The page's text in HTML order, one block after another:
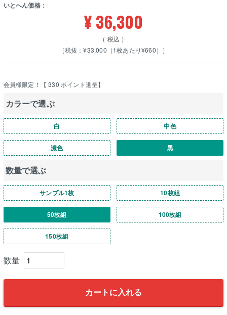
いとへん価格：
¥36,300
税込
［税抜：¥33,000（1枚あたり¥660）］
会員様限定！【 330 ポイント進呈】
カラーで選ぶ
白 中色
濃色 黒
数量で選ぶ
サンプル1枚 10枚組
50枚組 100枚組
150枚組
カートに入れる